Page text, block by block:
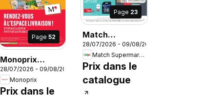
Page 52
Monoprix
catalogue
28/07/2026 - 09/08/2026
Monoprix
Prix dans le
Page 23
Match
Supermarché
catalogue
28/07/2026 - 09/08/2026
Match Supermarché
Prix dans le
catalogue